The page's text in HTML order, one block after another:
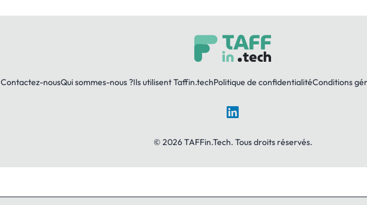
Contactez-nousQui sommes-nous ?Ils utilisent Taffin.techPolitique de confidentialitéConditions
LinkedIn
© 2026 TAFFin.Tech. Tous droits réservés.